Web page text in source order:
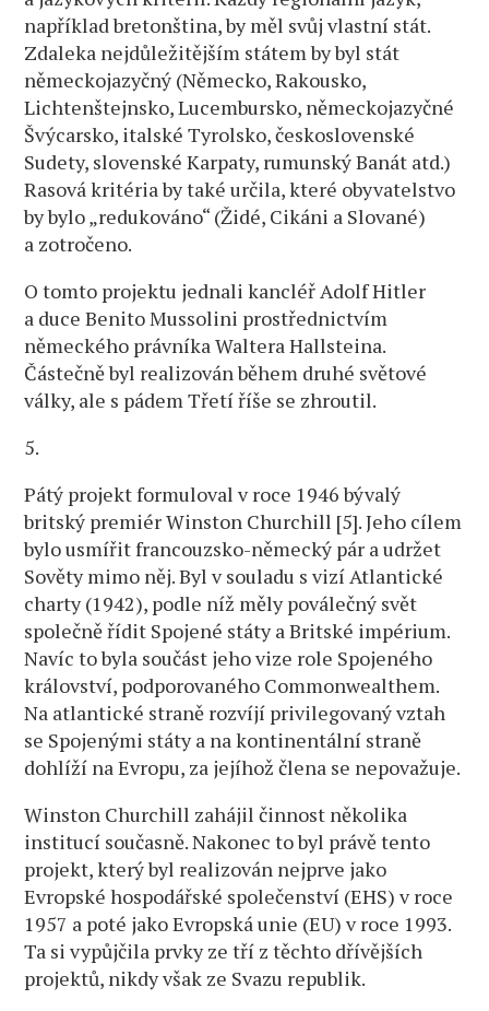
například bretonština, by měl svůj vlastní stát.
Zdaleka nejdůležitějším státem by byl stát
německojazyčný (Německo, Rakousko,
Lichtenštejnsko, Lucembursko, německojazyčné
Švýcarsko, italské Tyrolsko, československé
Sudety, slovenské Karpaty, rumunský Banát atd.)
Rasová kritéria by také určila, které obyvatelstvo
by bylo „redukováno“ (Židé, Cikáni a Slované)
a zotročeno.
O tomto projektu jednali kancléř Adolf Hitler
a duce Benito Mussolini prostřednictvím
německého právníka Waltera Hallsteina.
Částečně byl realizován během druhé světové
války, ale s pádem Třetí říše se zhroutil.
5.
Pátý projekt formuloval v roce 1946 bývalý
britský premiér Winston Churchill [5]. Jeho cílem
bylo usmířit francouzsko-německý pár a udržet
Sověty mimo něj. Byl v souladu s vizí Atlantické
charty (1942), podle níž měly poválečný svět
společně řídit Spojené státy a Britské impérium.
Navíc to byla součást jeho vize role Spojeného
království, podporovaného Commonwealthem.
Na atlantické straně rozvíjí privilegovaný vztah
se Spojenými státy a na kontinentální straně
dohlíží na Evropu, za jejíhož člena se nepovažuje.
Winston Churchill zahájil činnost několika
institucí současně. Nakonec to byl právě tento
projekt, který byl realizován nejprve jako
Evropské hospodářské společenství (EHS) v roce
1957 a poté jako Evropská unie (EU) v roce 1993.
Ta si vypůjčila prvky ze tří z těchto dřívějších
projektů, nikdy však ze Svazu republik.